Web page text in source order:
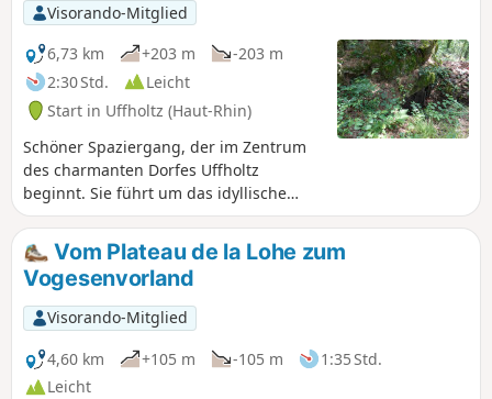
Visorando-Mitglied
6,73 km
+203 m
-203 m
2:30 Std.
Leicht
Start in Uffholtz (Haut-Rhin)
Schöner Spaziergang, der im Zentrum
des charmanten Dorfes Uffholtz
beginnt. Sie führt um das idyllische
Plateau de la Loh herum, wo sich
Obstgärten, Weinberge, Wiesen und
Felder abwechseln. Sie führt in den
Gemeindewald von Uffholtz hinein und
unternimmt den Aufstieg zum Ausläufer
der Schletzenburg mit ihrer prächtigen
alten Eiche. Auf dem Rückweg folgt der
Spaziergang dem Bach Egelbach.
Vom Plateau de la Lohe zum
Vogesenvorland
Visorando-Mitglied
4,60 km
+105 m -105 m
1:35 Std.
Leicht